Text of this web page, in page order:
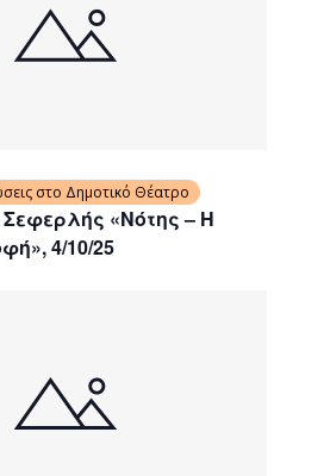
«Νότης – Η
4/10/25
στο Δημοτικό Θέατρο